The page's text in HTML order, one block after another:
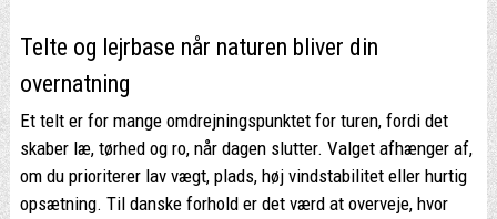
Telte og lejrbase når naturen bliver din
overnatning
Et telt er for mange omdrejningspunktet for turen, fordi det
skaber læ, tørhed og ro, når dagen slutter. Valget afhænger af,
om du prioriterer lav vægt, plads, høj vindstabilitet eller hurtig
opsætning. Til danske forhold er det værd at overveje, hvor